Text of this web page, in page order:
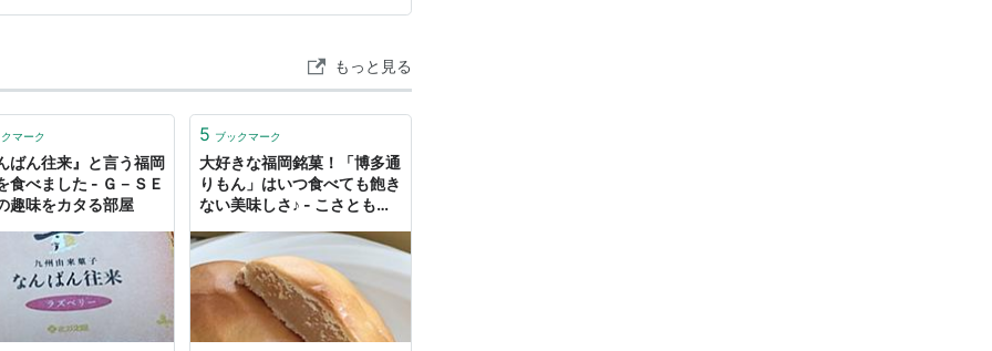
もっと見る
マーク
ばん往来』と言う福岡
食べました - Ｇ－ＳＥ
趣味をカタる部屋
5 ブックマーク
大好きな福岡銘菓！「博多通
りもん」はいつ食べても飽き
ない美味しさ♪ - こさとも情